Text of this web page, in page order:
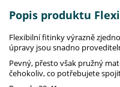
Popis produktu
Flexibilní fitinky výrazně
úpravy jsou snadno
Pevný, přesto však pružný
čehokoliv, co potřebujete